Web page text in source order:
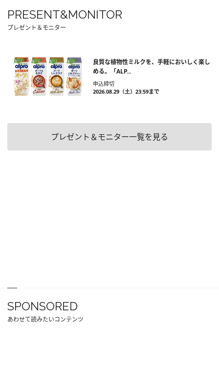
PRESENT&MONITOR
プレゼント＆モニター
良質な植物性ミルクを、手軽においしく楽し
める。「ALP...
申込締切
2026.08.29（土）23:59まで
プレゼント＆モニター一覧を見る
SPONSORED
あわせて読みたいコンテンツ